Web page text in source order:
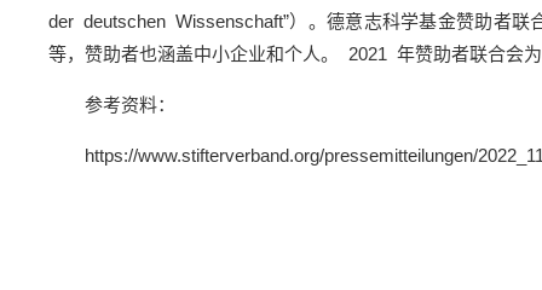
der deutschen Wissenschaft”）。德意志科学基金赞助者
等，赞助者也涵盖中小企业和个人。 2021 年赞助者联合会
参考资料：
https://www.stifterverband.org/pressemitteilungen/